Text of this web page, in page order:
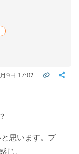
9日 17:02
思います。ブ
じ。